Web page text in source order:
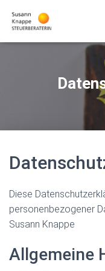
Diese
personenbezogener
Susann Knappe
Allgemeine